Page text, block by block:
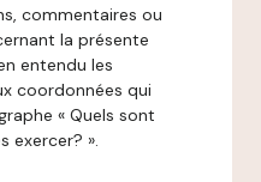
commentaires ou
la présente
entendu les
coordonnées qui
« Quels sont
exercer? ».